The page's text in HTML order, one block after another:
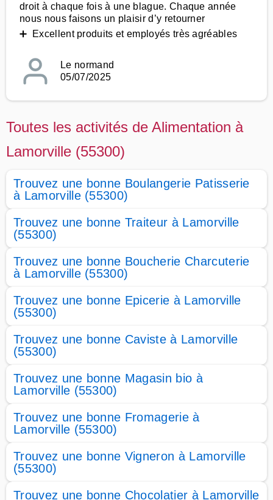
droit à chaque fois à une blague. Chaque année
nous nous faisons un plaisir d’y retourner
➕ Excellent produits et employés très agréables
Le normand
05/07/2025
Toutes les activités de Alimentation à
Lamorville (55300)
Trouvez une bonne Boulangerie Patisserie
à Lamorville (55300)
Trouvez une bonne Traiteur à Lamorville
(55300)
Trouvez une bonne Boucherie Charcuterie
à Lamorville (55300)
Trouvez une bonne Epicerie à Lamorville
(55300)
Trouvez une bonne Caviste à Lamorville
(55300)
Trouvez une bonne Magasin bio à
Lamorville (55300)
Trouvez une bonne Fromagerie à
Lamorville (55300)
Trouvez une bonne Vigneron à Lamorville
(55300)
Trouvez une bonne Chocolatier à Lamorville